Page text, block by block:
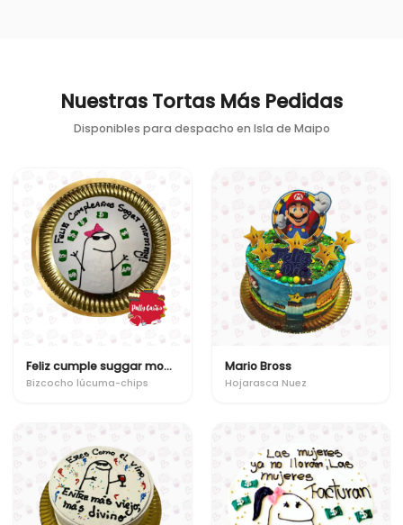
Nuestras Tortas Más Pedidas
Disponibles para despacho en Isla de Maipo
Feliz cumple suggar mommy
Bizcocho lúcuma-chips
Mario Bross
Hojarasca Nuez